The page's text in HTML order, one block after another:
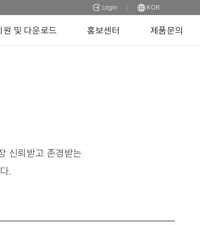
Login KOR
원 및 다운로드 홍보센터 제품문의
신뢰받고 존경받는
.